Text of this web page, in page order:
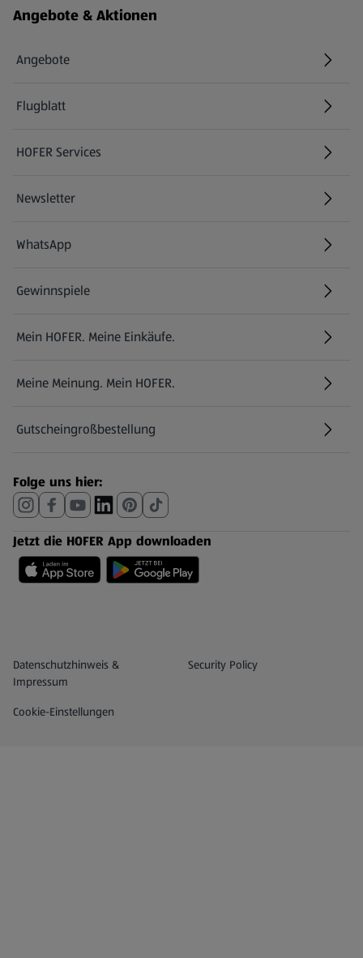
Angebote & Aktionen
Angebote
Flugblatt
HOFER Services
Newsletter
WhatsApp
Gewinnspiele
Mein HOFER. Meine Einkäufe.
Meine Meinung. Mein HOFER.
Gutscheingroßbestellung
(öffnet in einem neuen Tab)
Folge uns hier:
Jetzt die HOFER App downloaden
Datenschutz- und Richtlinienmenü
Datenschutzhinweis &
Impressum
Security Policy
(öffnet in einem neuen Tab)
Cookie-Einstellungen